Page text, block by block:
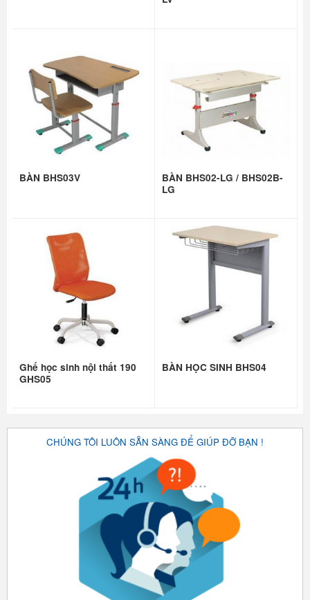
BÀN BHS03V
BÀN BHS02-LG / BHS02B-
LG
Ghế học sinh nội thất 190
GHS05
BÀN HỌC SINH BHS04
CHÚNG TÔI LUÔN SẴN SÀNG ĐỂ GIÚP ĐỠ BẠN !